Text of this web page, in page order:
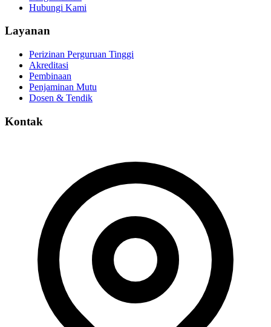
Hubungi Kami
Layanan
Perizinan Perguruan Tinggi
Akreditasi
Pembinaan
Penjaminan Mutu
Dosen & Tendik
Kontak